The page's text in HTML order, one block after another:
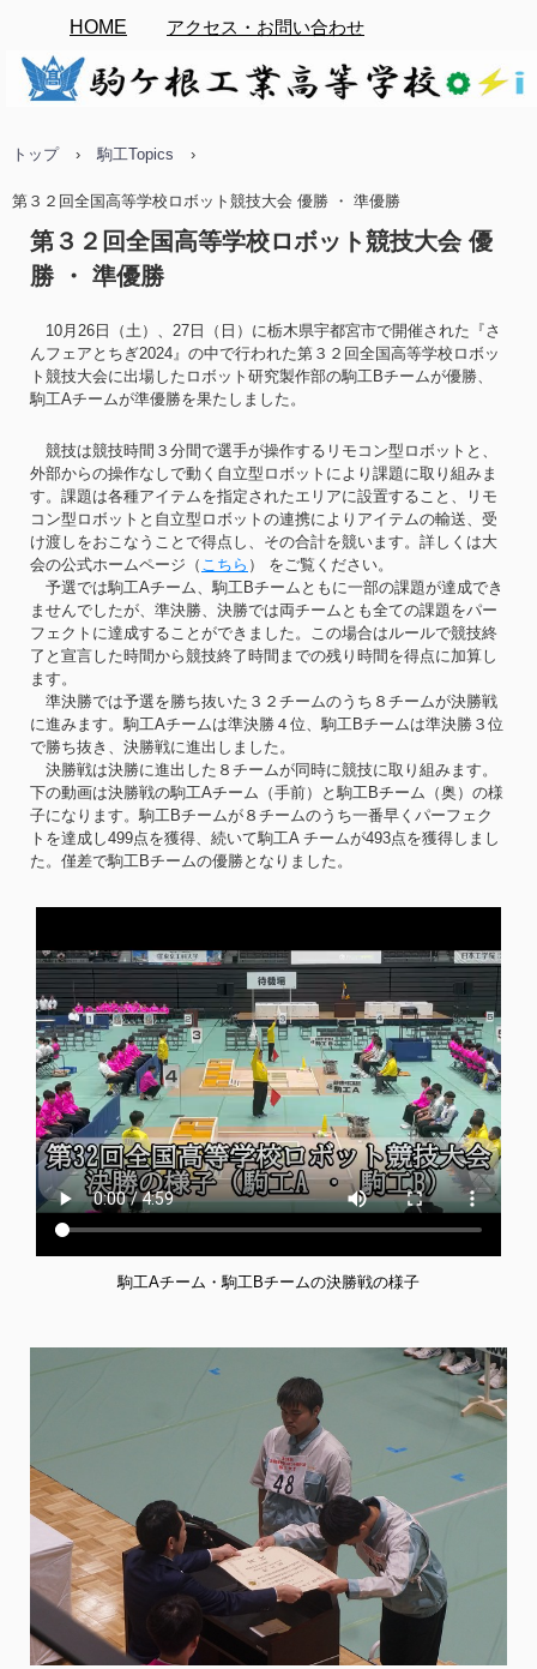
HOME アクセス・お問い合わせ
トップ › 駒工Topics ›
第３２回全国高等学校ロボット競技大会 優勝 ・ 準優勝
第３２回全国高等学校ロボット競技大会 優
勝 ・ 準優勝
10月26日（土）、27日（日）に栃木県宇都宮市で開催された『さ
んフェアとちぎ2024』の中で行われた第３２回全国高等学校ロボッ
ト競技大会に出場したロボット研究製作部の駒工Bチームが優勝、
駒工Aチームが準優勝を果たしました。
競技は競技時間３分間で選手が操作するリモコン型ロボットと、
外部からの操作なしで動く自立型ロボットにより課題に取り組みま
す。課題は各種アイテムを指定されたエリアに設置すること、リモ
コン型ロボットと自立型ロボットの連携によりアイテムの輸送、受
け渡しをおこなうことで得点し、その合計を競います。詳しくは大
会の公式ホームページ（ こちら ） をご覧ください。
予選では駒工Aチーム、駒工Bチームともに一部の課題が達成でき
ませんでしたが、準決勝、決勝では両チームとも全ての課題をパー
フェクトに達成することができました。この場合はルールで競技終
了と宣言した時間から競技終了時間までの残り時間を得点に加算し
ます。
準決勝では予選を勝ち抜いた３２チームのうち８チームが決勝戦
に進みます。駒工Aチームは準決勝４位、駒工Bチームは準決勝３位
で勝ち抜き、決勝戦に進出しました。
決勝戦は決勝に進出した８チームが同時に競技に取り組みます。
下の動画は決勝戦の駒工Aチーム（手前）と駒工Bチーム（奥）の様
子になります。駒工Bチームが８チームのうち一番早くパーフェク
トを達成し499点を獲得、続いて駒工A チームが493点を獲得しまし
た。僅差で駒工Bチームの優勝となりました。
駒工Aチーム・駒工Bチームの決勝戦の様子